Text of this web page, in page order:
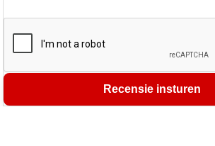
Recensie insturen